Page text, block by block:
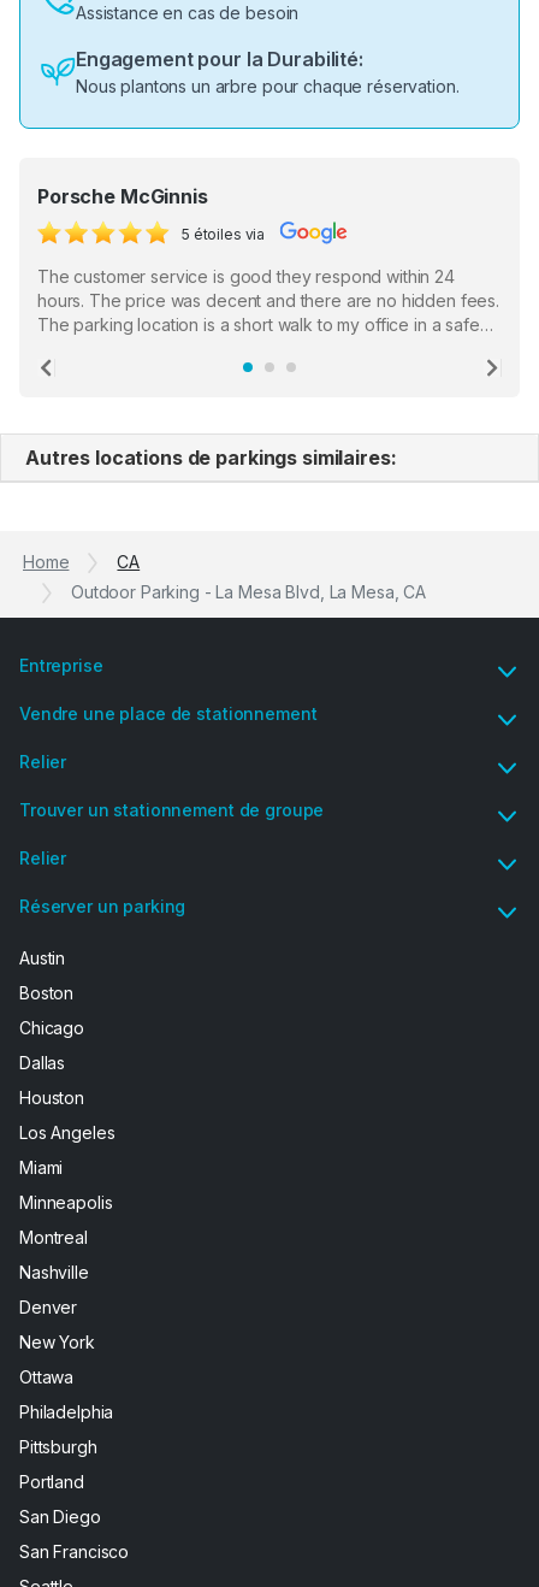
Assistance en cas de besoin
Engagement pour la Durabilité:
Nous plantons un arbre pour chaque réservation.
Porsche McGinnis
5 étoiles via
The customer service is good they respond within 24
hours. The price was decent and there are no hidden fees.
The parking location is a short walk to my office in a safe
the staff who serve as a third party in distributing the
Previous
Autres locations de parkings similaires:
Home
CA
Outdoor Parking - La Mesa Blvd, La Mesa, CA
Entreprise
Vendre une place de stationnement
Relier
Trouver un stationnement de groupe
Relier
Réserver un parking
Austin
Boston
Chicago
Dallas
Houston
Los Angeles
Miami
Minneapolis
Montreal
Nashville
Denver
New York
Ottawa
Philadelphia
Pittsburgh
Portland
San Diego
San Francisco